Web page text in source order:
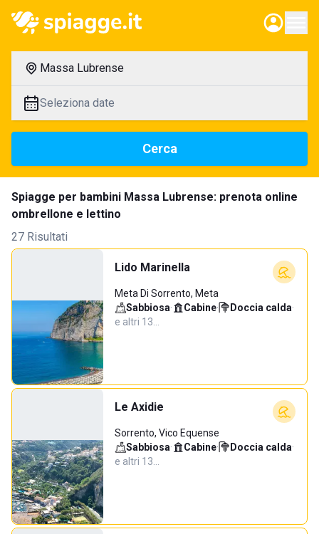
Massa Lubrense
Seleziona date
Cerca
Spiagge per bambini Massa Lubrense: prenota online
ombrellone e lettino
27 Risultati
Lido Marinella
Meta Di Sorrento, Meta
Sabbiosa· Cabine· Doccia calda·
e altri 13…
Le Axidie
Sorrento, Vico Equense
Sabbiosa· Cabine· Doccia calda·
e altri 13…